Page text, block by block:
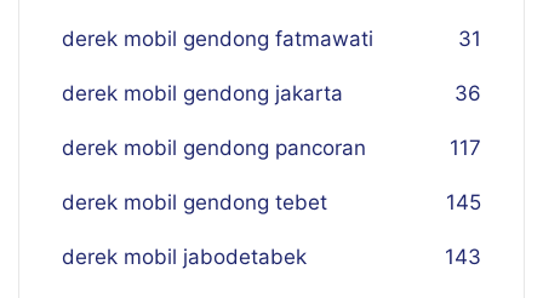
derek mobil gendong fatmawati 31
derek mobil gendong jakarta 36
derek mobil gendong pancoran 117
derek mobil gendong tebet 145
derek mobil jabodetabek 143